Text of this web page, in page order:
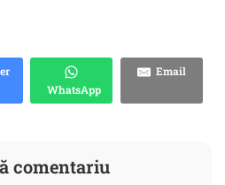
WhatsApp
Email
comentariu